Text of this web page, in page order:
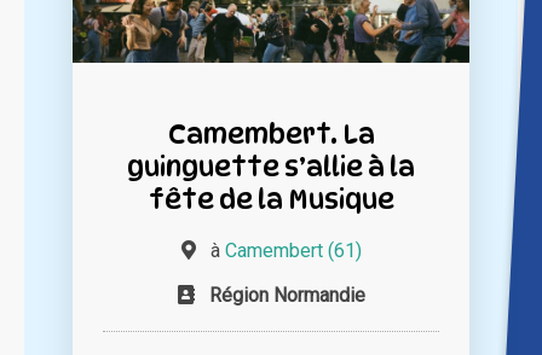
Camembert. La
guinguette s’allie à la
fête de la Musique
à Camembert (61)
Région Normandie